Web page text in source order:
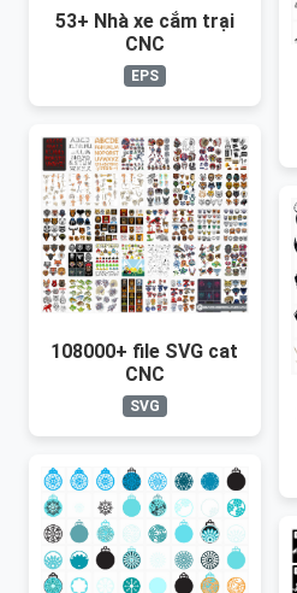
53+ Nhà xe cắm trại
CNC
EPS
108000+ file SVG cat
CNC
SVG